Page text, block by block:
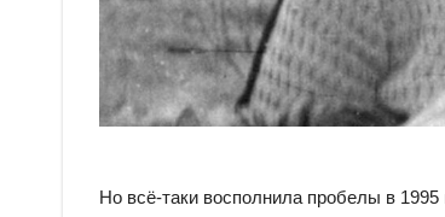
Но всё-таки восполнила пробелы в